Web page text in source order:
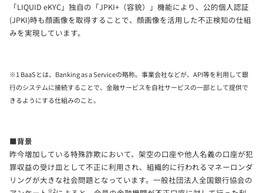
「LIQUID eKYC」独自の「JPKI+（容貌）」機能により、公的個人認証
(JPKI)時も顔画像を取得することで、顔画像を活用した不正検知の仕組
みを実現しています。
※1 BaaSとは、Banking as a Serviceの略称。事業会社などが、API等を利用して銀
行のシステムに接続することで、金融サービスを自社サービスの一部として提供で
きるようにする仕組みのこと。
■背景
昨今増加している特殊詐欺において、架空の口座や他人名義の口座が犯
罪収益の受け皿として不正に利用され、組織的に行われるマネーロンダ
リングが大きな社会問題となっています。一般社団法人全国銀行協会の
※2